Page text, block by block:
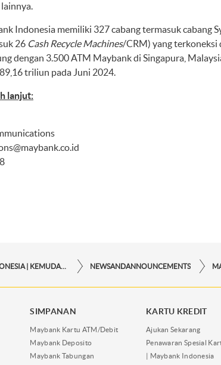
Indonesia memiliki 327 cabang termasuk cabang
26 Cash Recycle Machines/CRM) yang terkoneksi
dengan 3.500 ATM Maybank di Singapura,
triliun pada Juni 2024.
lanjut:
NEWSANDANNOUNCEMENTS
SIMPANAN
Maybank Kartu ATM/Debit
Maybank Deposito
Maybank Tabungan
KARTU KREDIT
Ajukan Sekarang
Penawaran Spesial
| Maybank Indonesia